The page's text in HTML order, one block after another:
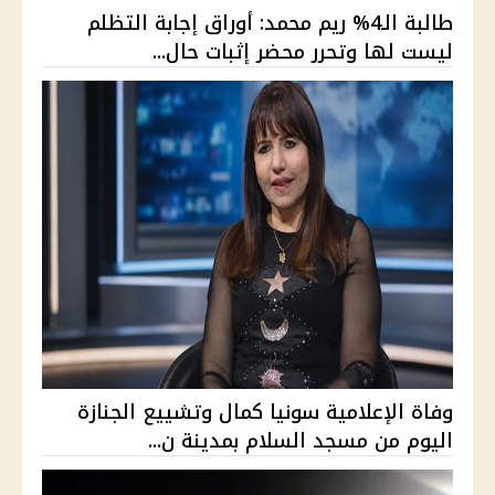
طالبة الـ4% ريم محمد: أوراق إجابة التظلم
ليست لها وتحرر محضر إثبات حال...
وفاة الإعلامية سونيا كمال وتشييع الجنازة
اليوم من مسجد السلام بمدينة ن...